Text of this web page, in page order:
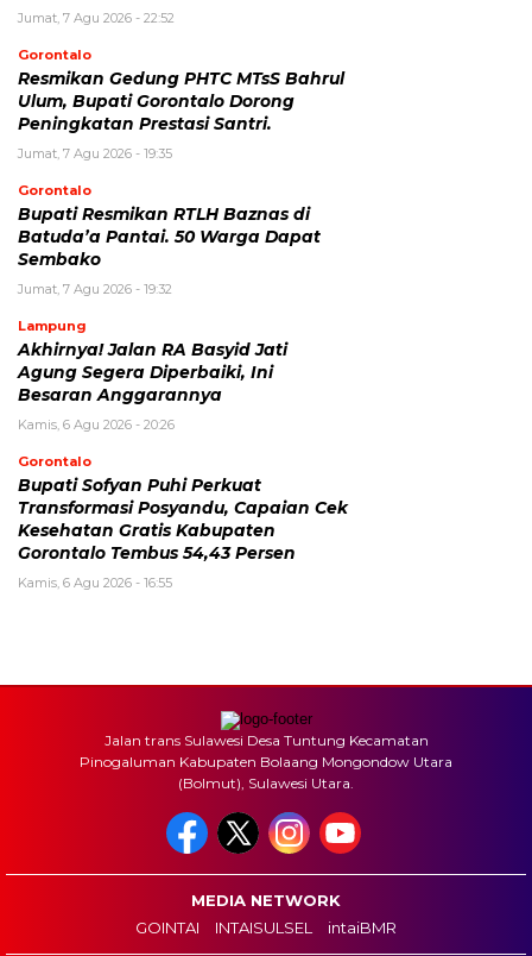
Jumat, 7 Agu 2026 - 22:52
Gorontalo
Resmikan Gedung PHTC MTsS Bahrul
Ulum, Bupati Gorontalo Dorong
Peningkatan Prestasi Santri.
Jumat, 7 Agu 2026 - 19:35
Gorontalo
Bupati Resmikan RTLH Baznas di
Batuda’a Pantai. 50 Warga Dapat
Sembako
Jumat, 7 Agu 2026 - 19:32
Lampung
Akhirnya! Jalan RA Basyid Jati
Agung Segera Diperbaiki, Ini
Besaran Anggarannya
Kamis, 6 Agu 2026 - 20:26
Gorontalo
Bupati Sofyan Puhi Perkuat
Transformasi Posyandu, Capaian Cek
Kesehatan Gratis Kabupaten
Gorontalo Tembus 54,43 Persen
Kamis, 6 Agu 2026 - 16:55
Jalan trans Sulawesi Desa Tuntung Kecamatan
Pinogaluman Kabupaten Bolaang Mongondow Utara
(Bolmut), Sulawesi Utara.
MEDIA NETWORK
GOINTAI
INTAISULSEL intaiBMR